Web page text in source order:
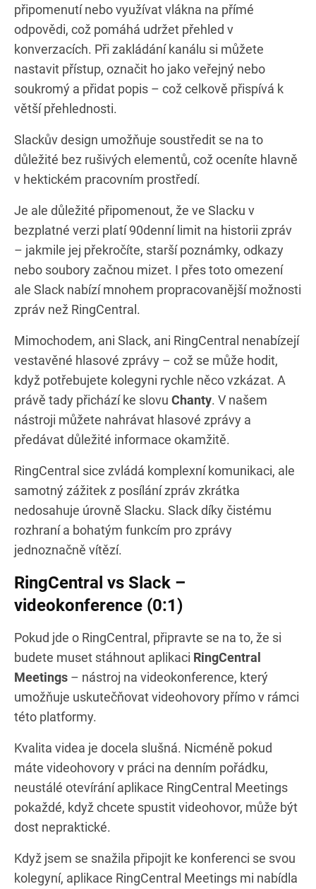
připomenutí nebo využívat vlákna na přímé
odpovědi, což pomáhá udržet přehled v
konverzacích. Při zakládání kanálu si můžete
nastavit přístup, označit ho jako veřejný nebo
soukromý a přidat popis – což celkově přispívá k
větší přehlednosti.
Slackův design umožňuje soustředit se na to
důležité bez rušivých elementů, což oceníte hlavně
v hektickém pracovním prostředí.
Je ale důležité připomenout, že ve Slacku v
bezplatné verzi platí 90denní limit na historii zpráv
– jakmile jej překročíte, starší poznámky, odkazy
nebo soubory začnou mizet. I přes toto omezení
ale Slack nabízí mnohem propracovanější možnosti
zpráv než RingCentral.
Mimochodem, ani Slack, ani RingCentral nenabízejí
vestavěné hlasové zprávy – což se může hodit,
když potřebujete kolegyni rychle něco vzkázat. A
právě tady přichází ke slovu Chanty. V našem
nástroji můžete nahrávat hlasové zprávy a
předávat důležité informace okamžitě.
RingCentral sice zvládá komplexní komunikaci, ale
samotný zážitek z posílání zpráv zkrátka
nedosahuje úrovně Slacku. Slack díky čistému
rozhraní a bohatým funkcím pro zprávy
jednoznačně vítězí.
RingCentral vs Slack –
videokonference (0:1)
Pokud jde o RingCentral, připravte se na to, že si
budete muset stáhnout aplikaci RingCentral
Meetings – nástroj na videokonference, který
umožňuje uskutečňovat videohovory přímo v rámci
této platformy.
Kvalita videa je docela slušná. Nicméně pokud
máte videohovory v práci na denním pořádku,
neustálé otevírání aplikace RingCentral Meetings
pokaždé, když chcete spustit videohovor, může být
dost nepraktické.
Když jsem se snažila připojit ke konferenci se svou
kolegyní, aplikace RingCentral Meetings mi nabídla